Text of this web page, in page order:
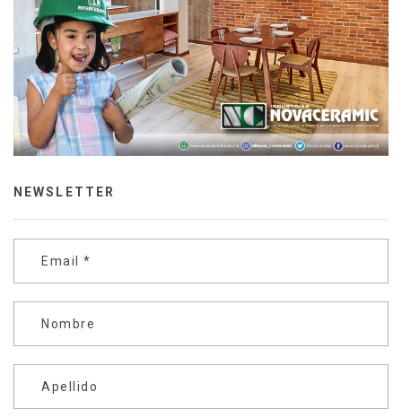
NEWSLETTER
Email *
Nombre
Apellido